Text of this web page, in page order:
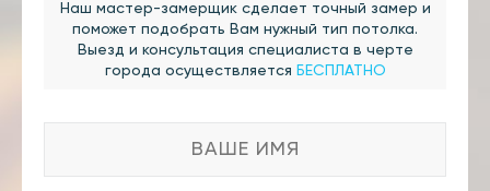
Наш мастер-замерщик сделает точный замер и
поможет подобрать Вам нужный тип потолка.
Выезд и консультация специалиста в черте
города осуществляется БЕСПЛАТНО